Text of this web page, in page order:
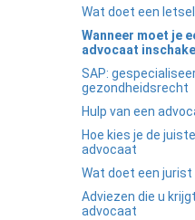
Wat doet een
Wanneer moet je
advocaat
SAP:
gezondheidsrecht
Hulp van een
Hoe kies je de
advocaat
Wat doet een jurist
Adviezen die u
advocaat